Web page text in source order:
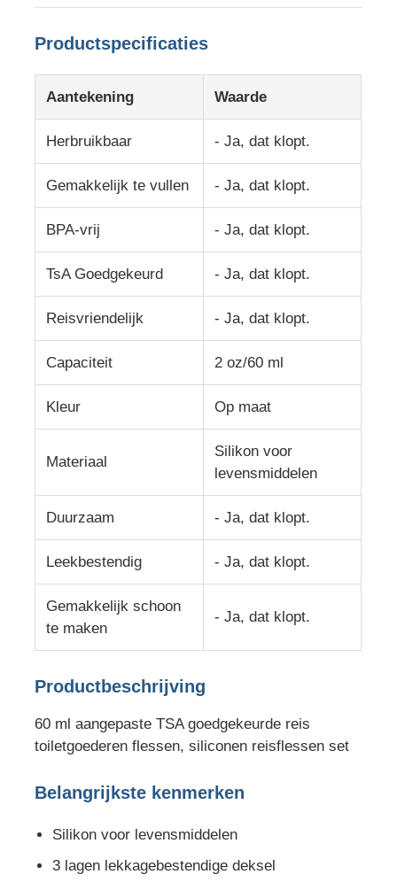
Producten
Video's
Over ons
Fabriekstocht
Neem contact met ons op
Nieuws
Zaken
siliconen reispot
Siliconen Opvouwbare Waterfles
Silicone vouwbeker
Productspecificaties
Aantekening Waarde
Herbruikbaar - Ja, dat klopt.
Gemakkelijk te vullen - Ja, dat klopt.
BPA-vrij - Ja, dat klopt.
TsA Goedgekeurd - Ja, dat klopt.
Reisvriendelijk - Ja, dat klopt.
Capaciteit 2 oz/60 ml
Kleur Op maat
Materiaal
Silikon voor
levensmiddelen
Duurzaam - Ja, dat klopt.
Leekbestendig - Ja, dat klopt.
Gemakkelijk schoon
te maken
- Ja, dat klopt.
Productbeschrijving
60 ml aangepaste TSA goedgekeurde reis
toiletgoederen flessen, siliconen reisflessen set
Belangrijkste kenmerken
Silikon voor levensmiddelen
3 lagen lekkagebestendige deksel